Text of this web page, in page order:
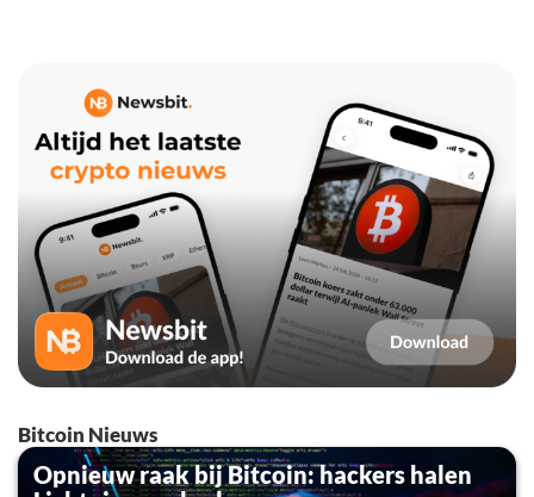
Bitcoin Nieuws
Opnieuw raak bij Bitcoin: hackers halen